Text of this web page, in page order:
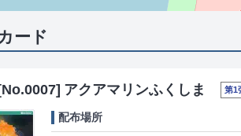
ード
[No.0007] アクアマリンふくしま 第1
配布場所